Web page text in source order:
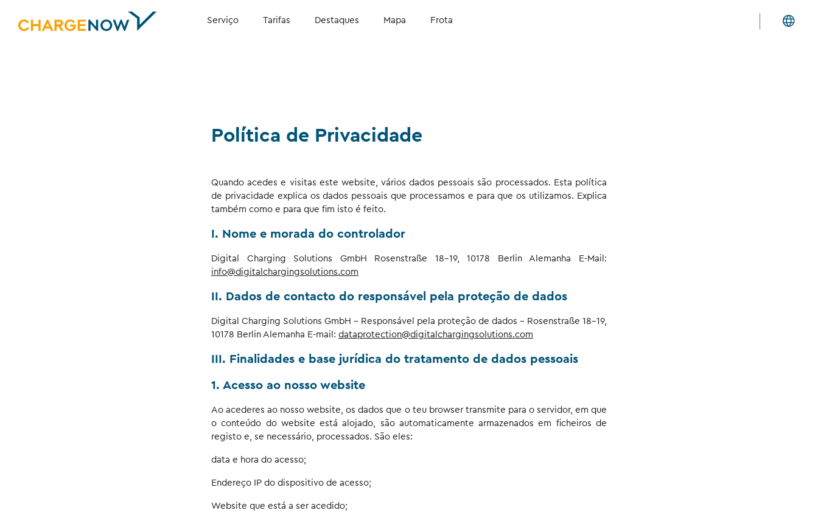
Serviço Tarifas Destaques Mapa Frota
Política de Privacidade
Quando acedes e visitas este website, vários dados pessoais são processados. Esta política
de privacidade explica os dados pessoais que processamos e para que os utilizamos. Explica
também como e para que fim isto é feito.
I. Nome e morada do controlador
Digital Charging Solutions GmbH Rosenstraße 18-19, 10178 Berlin Alemanha E-Mail:
info@digitalchargingsolutions.com
II. Dados de contacto do responsável pela proteção de dados
Digital Charging Solutions GmbH - Responsável pela proteção de dados - Rosenstraße 18-19,
10178 Berlin Alemanha E-mail: dataprotection@digitalchargingsolutions.com
III. Finalidades e base jurídica do tratamento de dados pessoais
1. Acesso ao nosso website
Ao acederes ao nosso website, os dados que o teu browser transmite para o servidor, em que
o conteúdo do website está alojado, são automaticamente armazenados em ficheiros de
registo e, se necessário, processados. São eles:
data e hora do acesso;
Endereço IP do dispositivo de acesso;
Website que está a ser acedido;